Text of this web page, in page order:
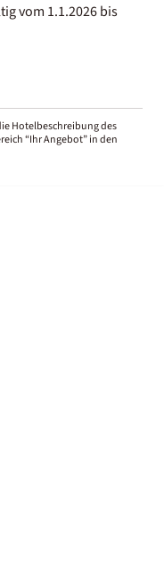
vom 1.1.2026 bis
Hotelbeschreibung des
“Ihr Angebot” in den